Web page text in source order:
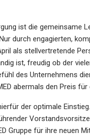
ist die gemeinsame
durch engagierten,
als stellvertretende
ist, freudig ob der
des Unternehmens
abermals den Preis
der optimale
Gruppe für ihre neuen